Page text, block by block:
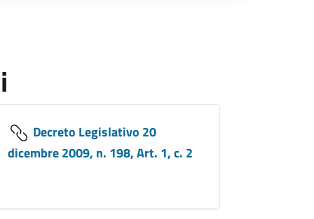
Decreto Legislativo 20
dicembre 2009, n. 198, Art. 1, c. 2